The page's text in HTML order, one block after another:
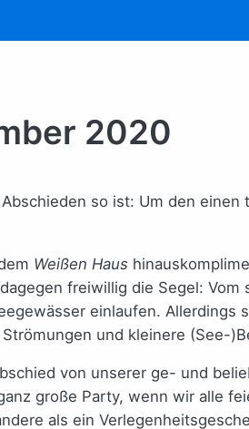
2020
so ist: Um den
Weißen Haus
freiwillig die Segel:
einlaufen.
und kleinere (See-
von unserer ge- und
große Party, wenn wir alle
als ein